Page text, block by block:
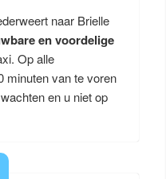
naar Brielle
en voordelige
Op alle
minuten van te voren
en u niet op